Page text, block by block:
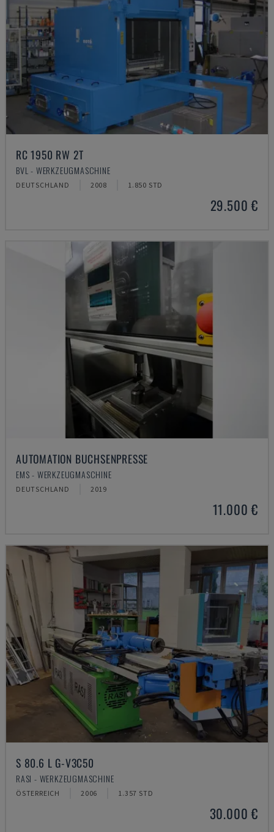
RC 1950 RW 2T
BVL - WERKZEUGMASCHINE
DEUTSCHLAND 2008 1.850 STD
29.500 €
AUTOMATION BUCHSENPRESSE
EMS - WERKZEUGMASCHINE
DEUTSCHLAND 2019
11.000 €
S 80.6 L G-V3C50
RASI - WERKZEUGMASCHINE
ÖSTERREICH 2006 1.357 STD
30.000 €